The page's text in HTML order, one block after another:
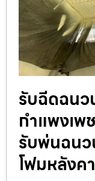
รับฉีดฉน
กำแพงเพ
รับพ่นฉน
โฟมหลังค